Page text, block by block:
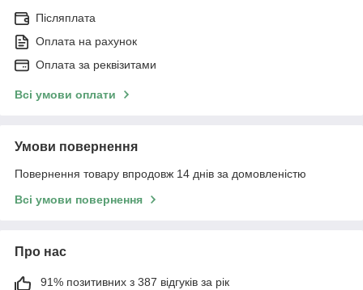
Післяплата
Оплата на рахунок
Оплата за реквізитами
Всі умови оплати
Умови повернення
Повернення товару впродовж 14 днів за домовленістю
Всі умови повернення
Про нас
91% позитивних з 387 відгуків за рік